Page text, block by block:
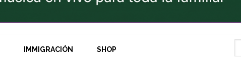
IMMIGRACIÓN SHOP